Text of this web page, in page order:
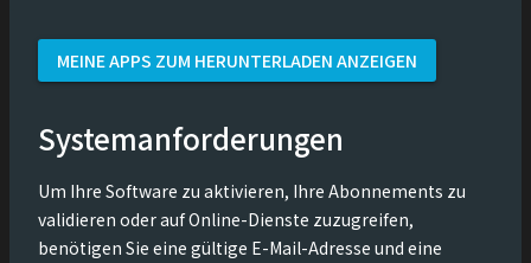
MEINE APPS ZUM HERUNTERLADEN ANZEIGEN
Systemanforderungen
Um Ihre Software zu aktivieren, Ihre Abonnements zu
validieren oder auf Online-Dienste zuzugreifen,
benötigen Sie eine gültige E-Mail-Adresse und eine